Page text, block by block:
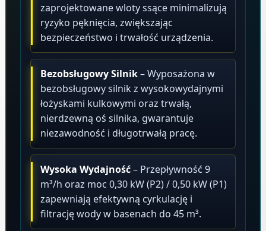
zaprojektowane wloty ssące minimalizują
ryzyko pęknięcia, zwiększając
bezpieczeństwo i trwałość urządzenia.
Bezobsługowy Silnik– Wyposażona w
bezobsługowy silnik z wysokowydajnymi
łożyskami kulkowymi oraz trwałą,
nierdzewną oś silnika, gwarantuje
niezawodność i długotrwałą pracę.
Wysoka Wydajność– Przepływność 9
m³/h oraz moc 0,30 kW (P2) / 0,50 kW (P1)
zapewniają efektywną cyrkulację i
filtrację wody w basenach do 45 m³.